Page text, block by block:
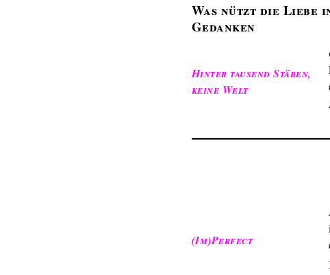
Was nützt die Liebe
Gedanken
Hinter tausend Stäben,
keine Welt
(Im)Perfect